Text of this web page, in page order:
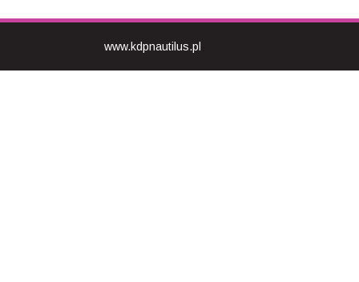
www.kdpnautilus.pl